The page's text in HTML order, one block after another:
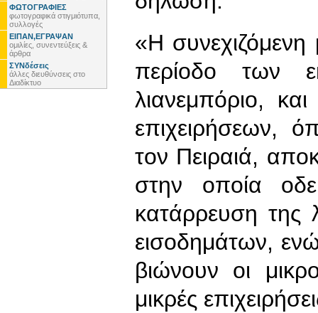
ΦΩΤΟΓΡΑΦΙΕΣ
φωτογραφικά στιγμιότυπα,
συλλογές
ΕΙΠΑΝ,ΕΓΡΑΨΑΝ
ομιλίες, συνεντεύξεις &
άρθρα
ΣΥΝδέσεις
άλλες διευθύνσεις στο
Διαδίκτυο
«Η
περίοδο των
λιανεμπόριο,
επιχειρήσεων,
τον Πειραιά,
στην οποία
κατάρρευση της
εισοδημάτων,
βιώνουν οι
μικρές